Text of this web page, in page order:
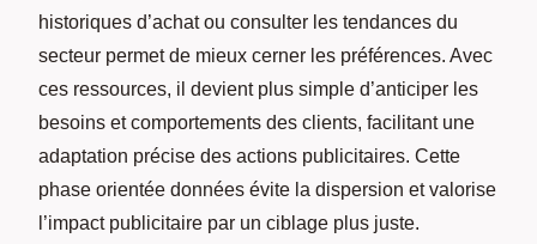
historiques d’achat ou consulter les tendances du
secteur permet de mieux cerner les préférences. Avec
ces ressources, il devient plus simple d’anticiper les
besoins et comportements des clients, facilitant une
adaptation précise des actions publicitaires. Cette
phase orientée données évite la dispersion et valorise
l’impact publicitaire par un ciblage plus juste.